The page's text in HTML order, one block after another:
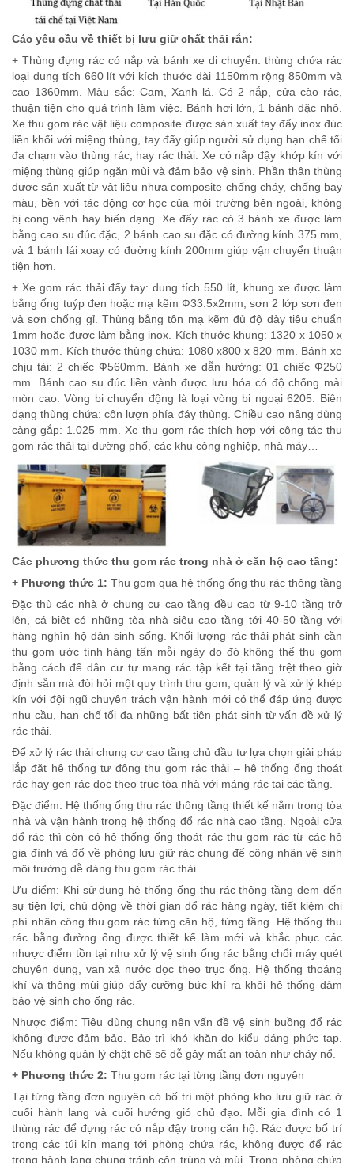
Các yêu cầu về thiết bị lưu giữ chất thải rắn:
+ Thùng đựng rác có nắp và bánh xe di chuyển: thùng chứa rác
loại dung tích 660 lít với kích thước dài 1150mm rộng 850mm và
cao 1360mm. Màu sắc: Cam, Xanh lá. Có 2 nắp, cửa cào rác,
thuận tiện cho quá trình làm việc. Bánh hơi lớn, 1 bánh đặc nhỏ.
Xe thu gom rác vật liệu composite được sản xuất tay đẩy inox đúc
liền khối với miệng thùng, tay đẩy giúp người sử dụng hạn chế tối
đa chạm vào thùng rác, hay rác thải. Xe có nắp đậy khớp kín với
miệng thùng giúp ngăn mùi và đảm bảo vệ sinh. Phần thân thùng
được sản xuất từ vật liệu nhựa composite chống cháy, chống bay
màu, bền với tác động cơ học của môi trường bên ngoài, không
bị cong vênh hay biến dạng. Xe đẩy rác có 3 bánh xe được làm
bằng cao su đúc đặc, 2 bánh cao su đặc có đường kính 375 mm,
và 1 bánh lái xoay có đường kính 200mm giúp vận chuyển thuận
tiện hơn.
+ Xe gom rác thải đẩy tay: dung tích 550 lít, khung xe được làm
bằng ống tuýp đen hoặc mạ kẽm Ф33.5x2mm, sơn 2 lớp sơn đen
và sơn chống gỉ. Thùng bằng tôn mạ kẽm đủ độ dày tiêu chuẩn
1mm hoặc được làm bằng inox. Kích thước khung: 1320 x 1050 x
1030 mm. Kích thước thùng chứa: 1080 x800 x 820 mm. Bánh xe
chịu tải: 2 chiếc Ф560mm. Bánh xe dẫn hướng: 01 chiếc Ф250
mm. Bánh cao su đúc liền vành được lưu hóa có độ chống mài
mòn cao. Vòng bi chuyển động là loại vòng bi ngoại 6205. Biên
dạng thùng chứa: côn lượn phía đáy thùng. Chiều cao nâng dùng
càng gắp: 1.025 mm. Xe thu gom rác thích hợp với công tác thu
gom rác thải tại đường phố, các khu công nghiệp, nhà máy…
Các phương thức thu gom rác trong nhà ở căn hộ cao tầng:
+ Phương thức 1: Thu gom qua hệ thống ống thu rác thông tầng
Đặc thù các nhà ở chung cư cao tầng đều cao từ 9-10 tầng trở
lên, cá biệt có những tòa nhà siêu cao tầng tới 40-50 tầng với
hàng nghìn hộ dân sinh sống. Khối lượng rác thải phát sinh cần
thu gom ước tính hàng tấn mỗi ngày do đó không thể thu gom
bằng cách để dân cư tự mang rác tập kết tại tầng trệt theo giờ
định sẵn mà đòi hỏi một quy trình thu gom, quản lý và xử lý khép
kín với đội ngũ chuyên trách vận hành mới có thể đáp ứng được
nhu cầu, hạn chế tối đa những bất tiện phát sinh từ vấn đề xử lý
rác thải.
Để xử lý rác thải chung cư cao tầng chủ đầu tư lựa chọn giải pháp
lắp đặt hệ thống tự động thu gom rác thải – hệ thống ống thoát
rác hay gen rác dọc theo trục tòa nhà với máng rác tại các tầng.
Đặc điểm: Hệ thống ống thu rác thông tầng thiết kế nằm trong tòa
nhà và vận hành trong hệ thống đổ rác nhà cao tầng. Ngoài cửa
đổ rác thì còn có hệ thống ống thoát rác thu gom rác từ các hộ
gia đình và đổ về phòng lưu giữ rác chung để công nhân vệ sinh
môi trường dễ dàng thu gom rác thải.
Ưu điểm: Khi sử dụng hệ thống ống thu rác thông tầng đem đến
sự tiện lợi, chủ động về thời gian đổ rác hàng ngày, tiết kiệm chi
phí nhân công thu gom rác từng căn hộ, từng tầng. Hệ thống thu
rác bằng đường ống được thiết kế làm mới và khắc phục các
nhược điểm tồn tại như xử lý vệ sinh ống rác bằng chổi máy quét
chuyên dụng, van xả nước dọc theo trục ống. Hệ thống thoáng
khí và thông mùi giúp đẩy cưỡng bức khí ra khỏi hệ thống đảm
bảo vệ sinh cho ống rác.
Nhược điểm: Tiêu dùng chung nên vấn đề vệ sinh buồng đổ rác
không được đảm bảo. Bảo trì khó khăn do kiểu dáng phức tạp.
Nếu không quản lý chặt chẽ sẽ dễ gây mất an toàn như cháy nổ.
+ Phương thức 2: Thu gom rác tại từng tầng đơn nguyên
Tại từng tầng đơn nguyên có bố trí một phòng kho lưu giữ rác ở
cuối hành lang và cuối hướng gió chủ đạo. Mỗi gia đình có 1
thùng rác để đựng rác có nắp đậy trong căn hộ. Rác được bố trí
trong các túi kín mang tới phòng chứa rác, không được để rác
trong hành lang chung tránh côn trùng và mùi. Trong phòng chứa